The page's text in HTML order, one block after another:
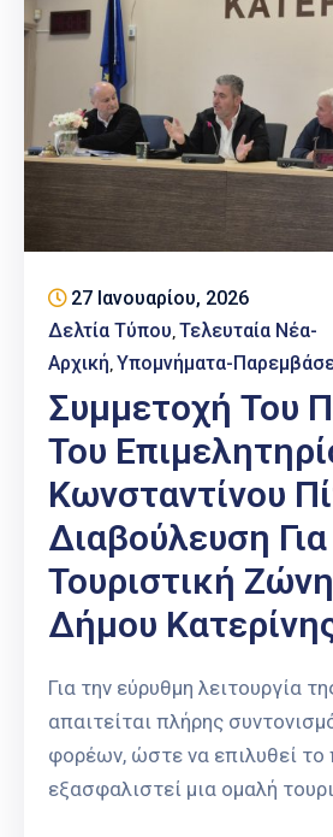
Επιχειρηματική
Υποστήριξη
Έκθεση
Παραδοσιακών
Επαγγελμάτων
Έκθεση
Πιερία
27 Ιανουαρίου, 2026
Δελτία Τύπου Τελευταία Νέα-
Αρχική Υπομνήματα-
Συμμετοχή Του
Του
Κωνσταντίνου
Διαβούλευση
Τουριστική
Δήμου
Για την εύρυθμη λειτουργία
απαιτείται πλήρης
φορέων, ώστε να επιλυθεί το
εξασφαλιστεί μια ομαλή